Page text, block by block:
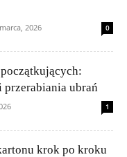
2026 0
ubrań
1
krok po kroku